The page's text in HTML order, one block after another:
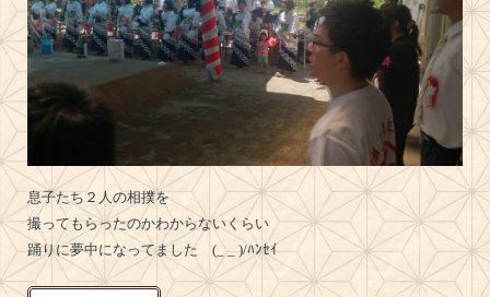
息子たち２人の相撲を
撮ってもらったのかわからないくらい
踊りに夢中になってました (_ _ )/ﾊﾝｾｲ